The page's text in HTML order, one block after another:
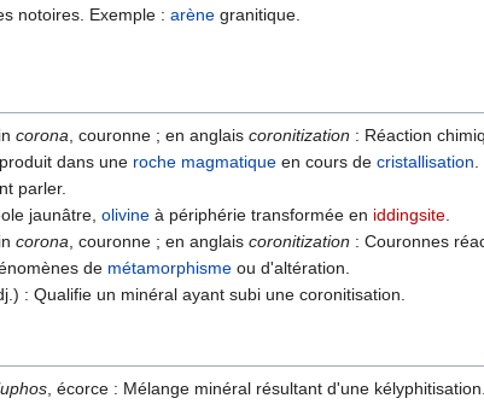
notoires. Exemple : arène granitique.
corona, couronne ; en anglais coronitization : Réaction
dans une roche magmatique en cours de cristallisation.
parler.
jaunâtre, olivine à périphérie transformée en iddingsite.
corona, couronne ; en anglais coronitization : Couronnes
de métamorphisme ou d'altération.
: Qualifie un minéral ayant subi une coronitisation.
, écorce : Mélange minéral résultant d'une kélyphitisation.